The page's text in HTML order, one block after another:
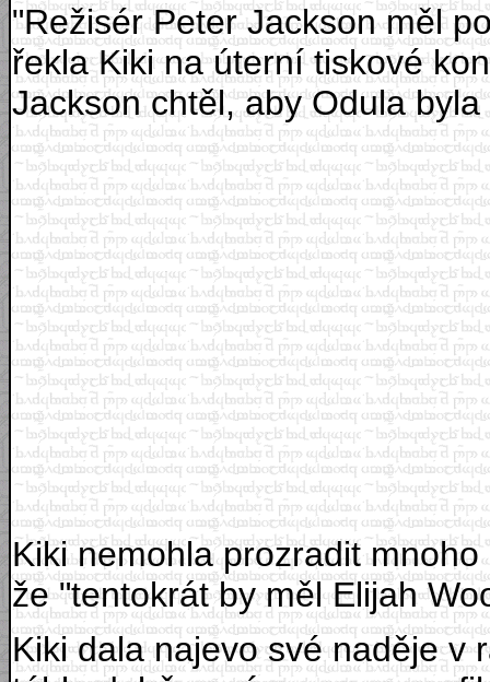
"Režisér Peter Jackson měl
řekla Kiki na úterní tiskové
Jackson chtěl, aby Odula
Kiki nemohla prozradit
že "tentokrát by měl Elijah
Kiki dala najevo své naděje v